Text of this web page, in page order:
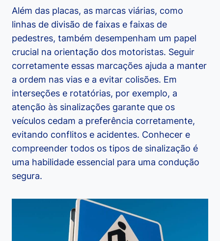
Além das placas, as marcas viárias, como
linhas de divisão de faixas e faixas de
pedestres, também desempenham um papel
crucial na orientação dos motoristas. Seguir
corretamente essas marcações ajuda a manter
a ordem nas vias e a evitar colisões. Em
interseções e rotatórias, por exemplo, a
atenção às sinalizações garante que os
veículos cedam a preferência corretamente,
evitando conflitos e acidentes. Conhecer e
compreender todos os tipos de sinalização é
uma habilidade essencial para uma condução
segura.